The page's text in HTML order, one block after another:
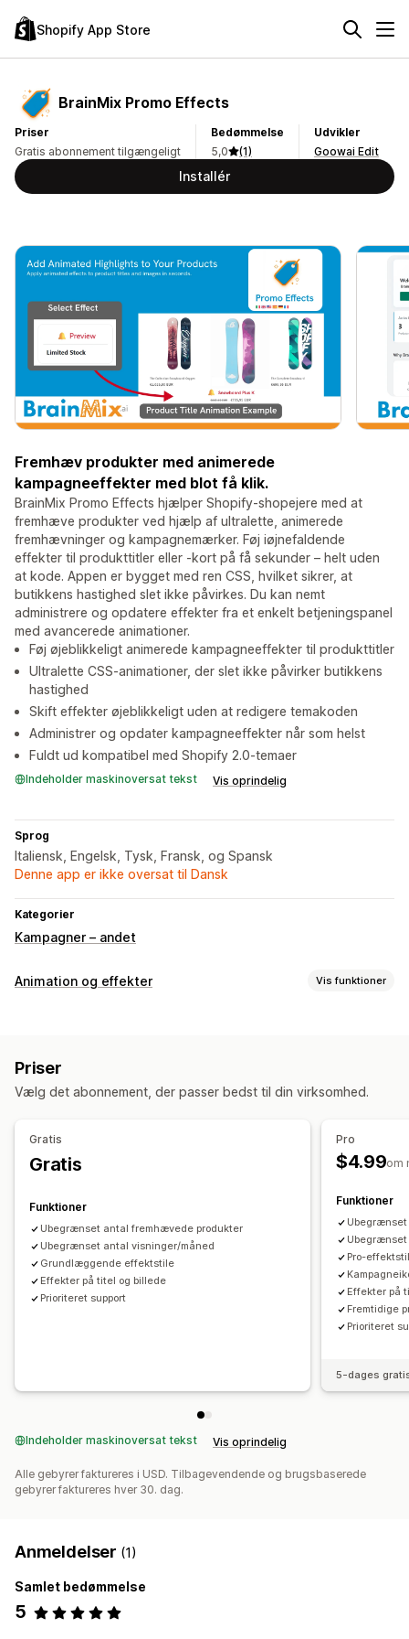
Shopify App Store
BrainMix Promo Effects
Priser
Gratis abonnement tilgængeligt
Bedømmelse
5,0
(1)
Udvikler
Goowai Edit
Installér
Fremhæv produkter med animerede
kampagneeffekter med blot få klik.
BrainMix Promo Effects hjælper Shopify-shopejere med at
fremhæve produkter ved hjælp af ultralette, animerede
fremhævninger og kampagnemærker. Føj iøjnefaldende
effekter til produkttitler eller -kort på få sekunder – helt uden
at kode. Appen er bygget med ren CSS, hvilket sikrer, at
butikkens hastighed slet ikke påvirkes. Du kan nemt
administrere og opdatere effekter fra et enkelt betjeningspanel
med avancerede animationer.
Føj øjeblikkeligt animerede kampagneeffekter til produkttitler
Ultralette CSS-animationer, der slet ikke påvirker butikkens
hastighed
Skift effekter øjeblikkeligt uden at redigere temakoden
Administrer og opdater kampagneeffekter når som helst
Fuldt ud kompatibel med Shopify 2.0-temaer
Indeholder maskinoversat tekst Vis oprindelig
Sprog
Italiensk, Engelsk, Tysk, Fransk, og Spansk
Denne app er ikke oversat til Dansk
Kategorier
Kampagner – andet
Animation og effekter Vis funktioner
Interaktive animationer
Vinter
Priser
Vælg det abonnement, der passer bedst til din virksomhed.
Gratis
Gratis
Funktioner
Ubegrænset antal fremhævede produkter
Ubegrænset antal visninger/måned
Grundlæggende effektstile
Effekter på titel og billede
Prioriteret support
Pro
$4.99om
Funktioner
Pro-
Effekter på
Fremtidige
Prioriteret
5-dages
Indeholder maskinoversat tekst Vis oprindelig
Alle gebyrer faktureres i USD. Tilbagevendende og brugsbaserede
gebyrer faktureres hver 30. dag.
Anmeldelser (1)
Samlet bedømmelse
5